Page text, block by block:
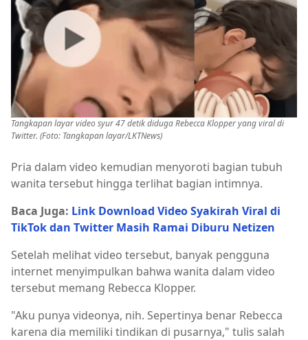
Tangkapan layar video syur 47 detik diduga Rebecca Klopper yang viral di
Twitter. (Foto: Tangkapan layar/LKTNews)
Pria dalam video kemudian menyoroti bagian tubuh
wanita tersebut hingga terlihat bagian intimnya.
Baca Juga: Link Download Video Syakirah Viral di
TikTok dan Twitter Masih Ramai Diburu Netizen
Setelah melihat video tersebut, banyak pengguna
internet menyimpulkan bahwa wanita dalam video
tersebut memang Rebecca Klopper.
"Aku punya videonya, nih. Sepertinya benar Rebecca
karena dia memiliki tindikan di pusarnya," tulis salah